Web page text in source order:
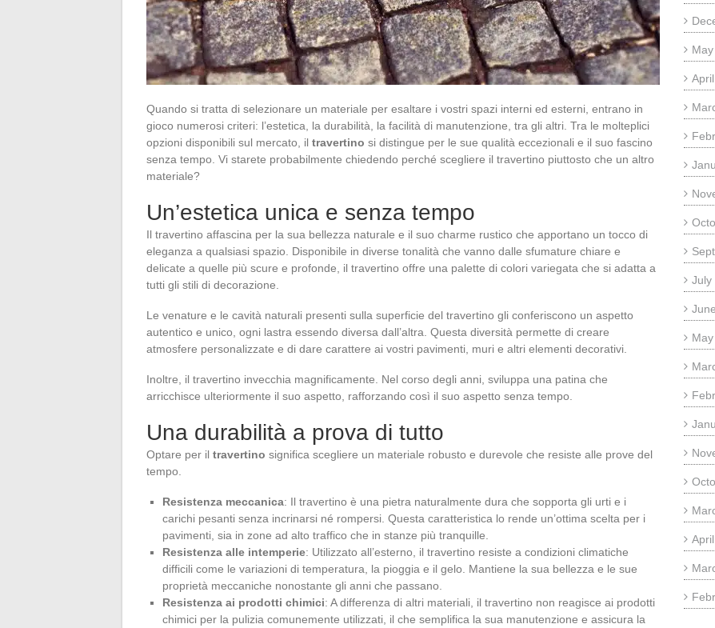
Quando si tratta di selezionare un materiale per esaltare i vostri spazi interni ed esterni, entrano in
gioco numerosi criteri: l’estetica, la durabilità, la facilità di manutenzione, tra gli altri. Tra le molteplici
opzioni disponibili sul mercato, il travertino si distingue per le sue qualità eccezionali e il suo fascino
senza tempo. Vi starete probabilmente chiedendo perché scegliere il travertino piuttosto che un altro
materiale?
Un’estetica unica e senza tempo
Il travertino affascina per la sua bellezza naturale e il suo charme rustico che apportano un tocco di
eleganza a qualsiasi spazio. Disponibile in diverse tonalità che vanno dalle sfumature chiare e
delicate a quelle più scure e profonde, il travertino offre una palette di colori variegata che si adatta a
tutti gli stili di decorazione.
Le venature e le cavità naturali presenti sulla superficie del travertino gli conferiscono un aspetto
autentico e unico, ogni lastra essendo diversa dall’altra. Questa diversità permette di creare
atmosfere personalizzate e di dare carattere ai vostri pavimenti, muri e altri elementi decorativi.
Inoltre, il travertino invecchia magnificamente. Nel corso degli anni, sviluppa una patina che
arricchisce ulteriormente il suo aspetto, rafforzando così il suo aspetto senza tempo.
Una durabilità a prova di tutto
Optare per il travertino significa scegliere un materiale robusto e durevole che resiste alle prove del
tempo.
Resistenza meccanica: Il travertino è una pietra naturalmente dura che sopporta gli urti e i
carichi pesanti senza incrinarsi né rompersi. Questa caratteristica lo rende un’ottima scelta per i
pavimenti, sia in zone ad alto traffico che in stanze più tranquille.
Resistenza alle intemperie: Utilizzato all’esterno, il travertino resiste a condizioni climatiche
difficili come le variazioni di temperatura, la pioggia e il gelo. Mantiene la sua bellezza e le sue
proprietà meccaniche nonostante gli anni che passano.
Resistenza ai prodotti chimici: A differenza di altri materiali, il travertino non reagisce ai prodotti
chimici per la pulizia comunemente utilizzati, il che semplifica la sua manutenzione e assicura la
July